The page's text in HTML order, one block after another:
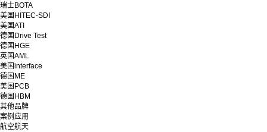
瑞士BOTA
美国HITEC-SDI
美国ATI
德国Drive Test
德国HGE
英国AML
美国interface
德国ME
美国PCB
德国HBM
其他品牌
案例应用
航空航天